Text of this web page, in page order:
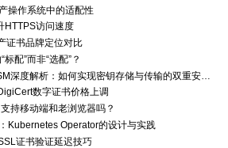
操作系统中的适配性
HTTPS访问速度
证书品牌定位对比
配”而非“选配”？
数字证书价格上调
持移动端和老浏览器吗？
Kubernetes Operator的设计与实践
证书验证延迟技巧